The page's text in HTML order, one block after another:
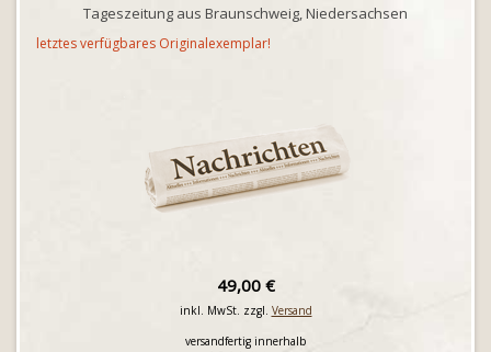
Tageszeitung aus Braunschweig, Niedersachsen
letztes verfügbares Originalexemplar!
49,00 €
inkl. MwSt. zzgl. Versand
versandfertig innerhalb